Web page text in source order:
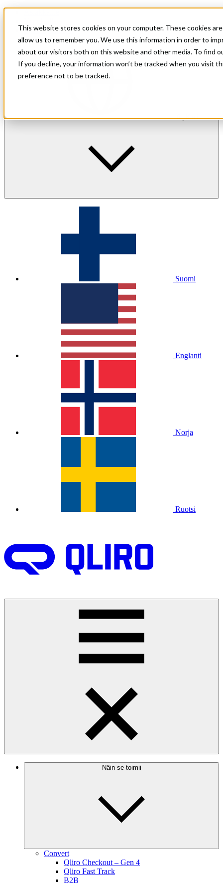
This website stores cookies on your computer. These cookies
allow us to remember you. We use this information in order to
about our visitors both on this website and other media. To find
If you decline, your information won’t be tracked when you visit
preference not to be tracked.
Sijoittajasuhteet
fi | Kieli
Suomi
Englanti
Norja
Ruotsi
Näin se toimii
Convert
Qliro Checkout – Gen 4
Qliro Fast Track
B2B